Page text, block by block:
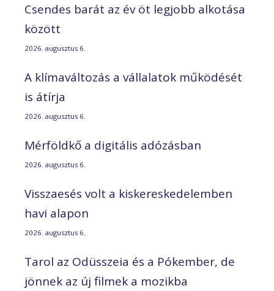
Csendes barát az év öt legjobb alkotása
között
2026. augusztus 6.
A klímaváltozás a vállalatok működését
is átírja
2026. augusztus 6.
Mérföldkő a digitális adózásban
2026. augusztus 6.
Visszaesés volt a kiskereskedelemben
havi alapon
2026. augusztus 6.
Tarol az Odüsszeia és a Pókember, de
jönnek az új filmek a mozikba